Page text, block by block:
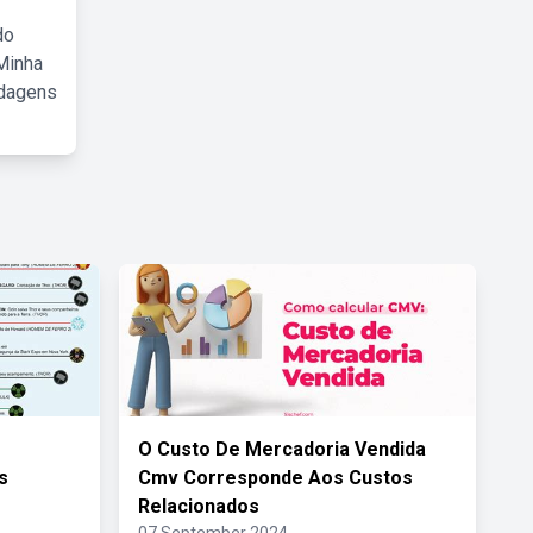
O Custo De Mercadoria Vendida
Cmv Corresponde Aos Custos
Relacionados